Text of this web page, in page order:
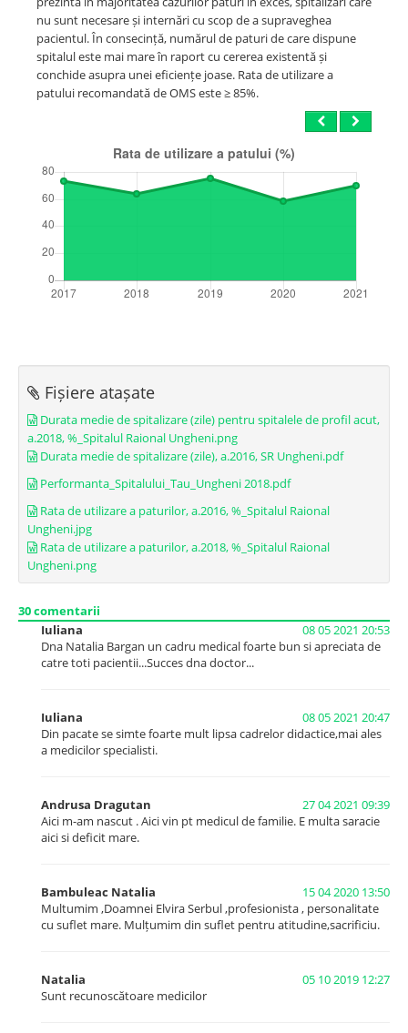
nu sunt necesare și internări cu scop de a supraveghea
pacientul. În consecință, numărul de paturi de care dispune
spitalul este mai mare în raport cu cererea existentă și
conchide asupra unei eficiențe joase. Rata de utilizare a
patului recomandată de OMS este ≥ 85%.
Eficiența spitalului
Acesta este un criteriu de bază pentru o gestionare bună a
unui spital. În general, se consideră că un spital trebuie să fie
administrat eficient pentru ca să nu producă pierderi de
resurse. Spitalele care înregistrează un scor sub 100% sunt
Activitatea obstetricală
Cu cât activitatea obstetricală este mai intensă, cu atât
putem spune ca resursele spitalicești nu sunt utilizate eficient.
Numărul minim de nașteri recomandat de Ministerul Sănătății
este ≥ 500 nașteri.
Fișiere atașate
Durata medie de spitalizare (zile) pentru spitalele de profil acut,
a.2018, %_Spitalul Raional Ungheni.png
Durata medie de spitalizare (zile), a.2016, SR Ungheni.pdf
Performanta_Spitalului_Tau_Ungheni 2018.pdf
Rata de utilizare a paturilor, a.2016, %_Spitalul Raional
Ungheni.jpg
Rata de utilizare a paturilor, a.2018, %_Spitalul Raional
Ungheni.png
30comentarii
Iuliana
08 05 2021 20:53
Dna Natalia Bargan un cadru medical foarte bun si apreciata de
catre toti pacientii...Succes dna doctor...
Iuliana
08 05 2021 20:47
Din pacate se simte foarte mult lipsa cadrelor didactice,mai ales
a medicilor specialisti.
Andrusa Dragutan
27 04 2021 09:39
Aici m-am nascut . Aici vin pt medicul de familie. E multa saracie
aici si deficit mare.
Bambuleac Natalia
15 04 2020 13:50
Multumim ,Doamnei Elvira Serbul ,profesionista , personalitate
cu suflet mare. Mulțumim din suflet pentru atitudine,sacrificiu.
Natalia
05 10 2019 12:27
Sunt recunoscătoare medicilor